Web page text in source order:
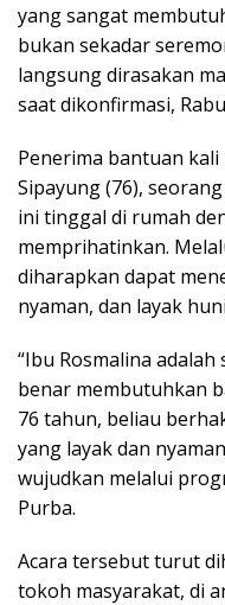
yang sangat
bukan sekadar
langsung dirasakan
saat dikonfirmasi,
Penerima bantuan kali
Sipayung (76),
ini tinggal di rumah
memprihatinkan.
diharapkan dapat
nyaman, dan layak
“Ibu Rosmalina
benar membutuhkan
76 tahun, beliau
yang layak dan
wujudkan melalui
Purba.
Acara tersebut turut
tokoh masyarakat, di